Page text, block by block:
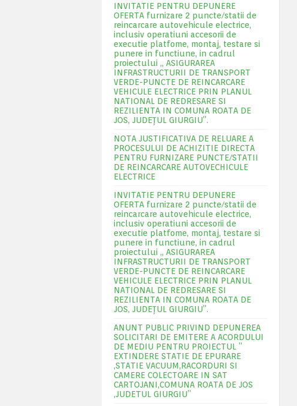
INVITATIE PENTRU DEPUNERE
OFERTA furnizare 2 puncte/statii de
reincarcare autovehicule electrice,
inclusiv operatiuni accesorii de
executie platfome, montaj, testare si
punere in functiune, in cadrul
proiectului „ ASIGURAREA
INFRASTRUCTURII DE TRANSPORT
VERDE-PUNCTE DE REINCARCARE
VEHICULE ELECTRICE PRIN PLANUL
NATIONAL DE REDRESARE SI
REZILIENTA IN COMUNA ROATA DE
JOS, JUDEŢUL GIURGIU”.
NOTA JUSTIFICATIVA DE RELUARE A
PROCESULUI DE ACHIZITIE DIRECTA
PENTRU FURNIZARE PUNCTE/STATII
DE REINCARCARE AUTOVECHICULE
ELECTRICE
INVITATIE PENTRU DEPUNERE
OFERTA furnizare 2 puncte/statii de
reincarcare autovehicule electrice,
inclusiv operatiuni accesorii de
executie platfome, montaj, testare si
punere in functiune, in cadrul
proiectului „ ASIGURAREA
INFRASTRUCTURII DE TRANSPORT
VERDE-PUNCTE DE REINCARCARE
VEHICULE ELECTRICE PRIN PLANUL
NATIONAL DE REDRESARE SI
REZILIENTA IN COMUNA ROATA DE
JOS, JUDEŢUL GIURGIU”.
ANUNT PUBLIC PRIVIND DEPUNEREA
SOLICITARI DE EMITERE A ACORDULUI
DE MEDIU PENTRU PROIECTUL ”
EXTINDERE STATIE DE EPURARE
,STATIE VACUUM,RACORDURI SI
CAMERE COLECTOARE IN SAT
CARTOJANI,COMUNA ROATA DE JOS
,JUDETUL GIURGIU”